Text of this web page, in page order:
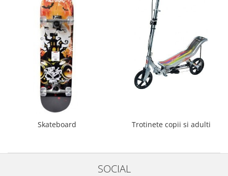
Saltele de infasat
Skateboard Trotinete copii si adulti
SOCIAL